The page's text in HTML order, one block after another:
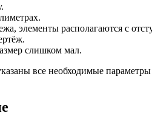
элементы располагаются с
слишком мал.
все необходимые